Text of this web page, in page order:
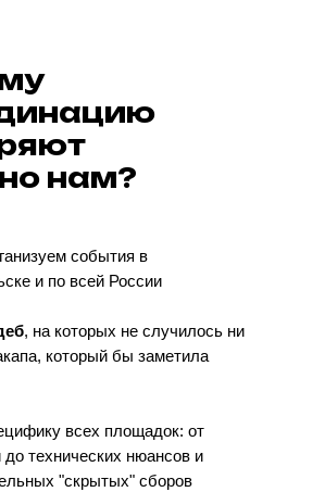
нам?
события в
и по всей России
, на которых не случилось ни
который бы заметила
всех площадок: от
до технических нюансов и
"скрытых" сборов